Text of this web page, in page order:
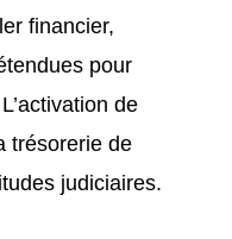
financier,
pour
de
trésorerie de
judiciaires.